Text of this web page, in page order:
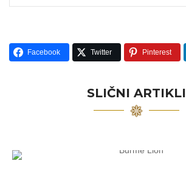
Facebook Twitter Pinterest
SLIČNI ARTIKLI